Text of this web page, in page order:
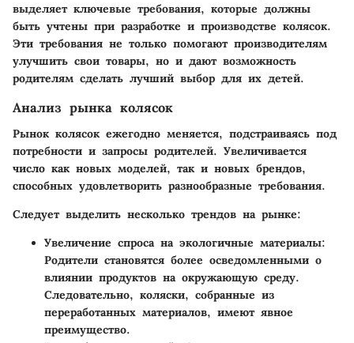
выделяет ключевые требования, которые должны
быть учтены при разработке и производстве колясок.
Эти требования не только помогают производителям
улучшить свои товары, но и дают возможность
родителям сделать лучший выбор для их детей.
Анализ рынка колясок
Рынок колясок ежегодно меняется, подстраиваясь под
потребности и запросы родителей. Увеличивается
число как новых моделей, так и новых брендов,
способных удовлетворить разнообразные требования.
Следует выделить несколько трендов на рынке:
Увеличение спроса на экологичные материалы:
Родители становятся более осведомленными о
влиянии продуктов на окружающую среду.
Следовательно, коляски, собранные из
переработанных материалов, имеют явное
преимущество.